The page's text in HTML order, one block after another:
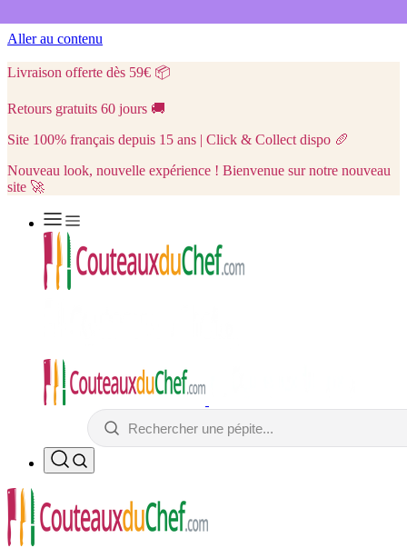
Aller au contenu
Livraison offerte dès 59€ 📦
Retours gratuits 60 jours 🚚
Site 100% français depuis 15 ans | Click & Collect dispo 🥖
Nouveau look, nouvelle expérience ! Bienvenue sur notre nouveau
site 🚀